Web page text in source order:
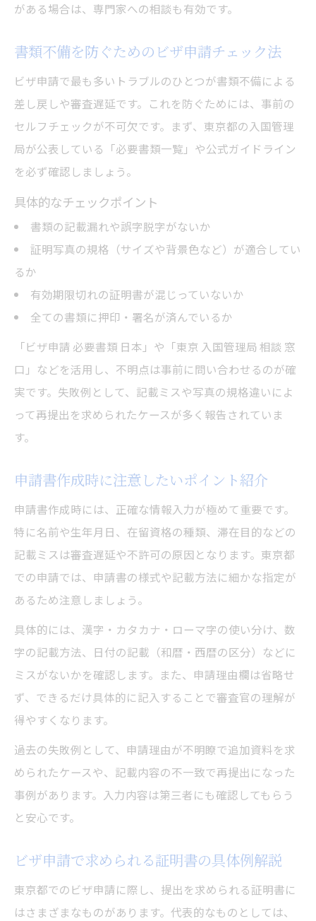
がある場合は、専門家への相談も有効です。
書類不備を防ぐためのビザ申請チェック法
ビザ申請で最も多いトラブルのひとつが書類不備による
差し戻しや審査遅延です。これを防ぐためには、事前の
セルフチェックが不可欠です。まず、東京都の入国管理
局が公表している「必要書類一覧」や公式ガイドライン
を必ず確認しましょう。
具体的なチェックポイント
書類の記載漏れや誤字脱字がないか
証明写真の規格（サイズや背景色など）が適合してい
るか
有効期限切れの証明書が混じっていないか
全ての書類に押印・署名が済んでいるか
「ビザ申請 必要書類 日本」や「東京 入国管理局 相談 窓
口」などを活用し、不明点は事前に問い合わせるのが確
実です。失敗例として、記載ミスや写真の規格違いによ
って再提出を求められたケースが多く報告されていま
す。
申請書作成時に注意したいポイント紹介
申請書作成時には、正確な情報入力が極めて重要です。
特に名前や生年月日、在留資格の種類、滞在目的などの
記載ミスは審査遅延や不許可の原因となります。東京都
での申請では、申請書の様式や記載方法に細かな指定が
あるため注意しましょう。
具体的には、漢字・カタカナ・ローマ字の使い分け、数
字の記載方法、日付の記載（和暦・西暦の区分）などに
ミスがないかを確認します。また、申請理由欄は省略せ
ず、できるだけ具体的に記入することで審査官の理解が
得やすくなります。
過去の失敗例として、申請理由が不明瞭で追加資料を求
められたケースや、記載内容の不一致で再提出になった
事例があります。入力内容は第三者にも確認してもらう
と安心です。
ビザ申請で求められる証明書の具体例解説
東京都でのビザ申請に際し、提出を求められる証明書に
はさまざまなものがあります。代表的なものとしては、